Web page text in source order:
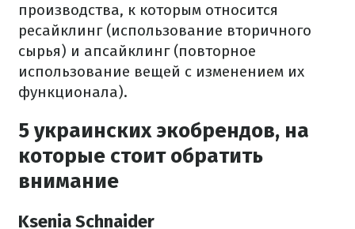
производства, к которым относится
ресайклинг (использование вторичного
сырья) и апсайклинг (повторное
использование вещей с изменением их
функционала).
5 украинских экобрендов, на
которые стоит обратить
внимание
Ksenia Schnaider